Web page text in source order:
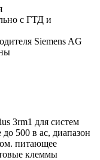
с ГТД и
Siemens AG
3rm1 для систем
500 в ас, диапазон
питающее
клеммы